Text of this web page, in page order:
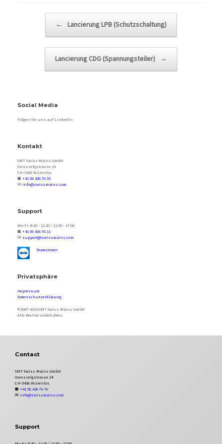
← Lancierung LPB (Schutzschaltung)
Lancierung CDG (Spannungsteiler) →
Social Media
Folgen Sie uns auf LinkedIn
Kontakt
SMT Swiss Mains GmbH
Grosszelgstrasse 24
CH‑5436 Würenlos
🕿+41 56 436 76 76
✉ info@swissmains.com
Support
Mo‑Fr: 8:30 ‑ 12:30 / 13:30 ‑ 17:00
🕿+41 56 436 76 11
✉ support@swissmains.com
Teamviewer
Privatsphäre
Impressum
Datenschutzerklärung
©2007‑2024 SMT Swiss Mains GmbH
Alle Rechte vorbehalten.
Contact
SMT Swiss Mains GmbH
Grosszelgstrasse 24
CH‑5436 Würenlos
🕿+41 56 436 76 76
✉ info@swissmains.com
Support